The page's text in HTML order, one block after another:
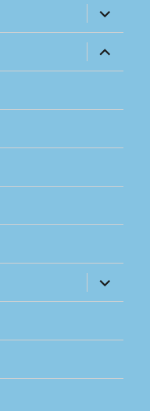
expande
el
menú
inferior
expande
el
menú
expande
el
menú